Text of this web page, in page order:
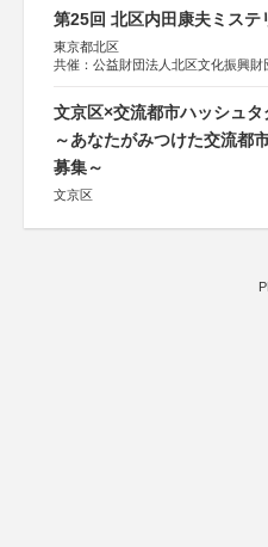
第25回 北区内田康夫ミステ
東京都北区
共催：公益財団法人北区文化振興財
協賛：株式会社実業之日本社
文京区×交流都市ハッシュ
～あなたがみつけた交流都
募集～
文京区